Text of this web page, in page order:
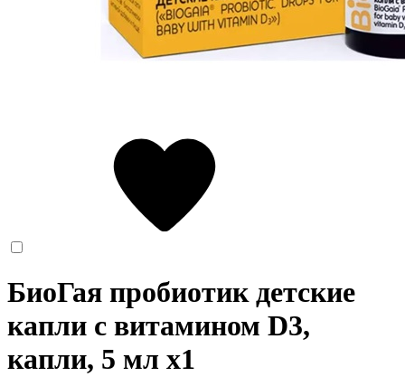
БиоГая пробиотик детские
капли с витамином D3,
капли, 5 мл x1